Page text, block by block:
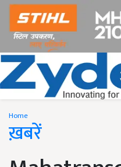
Home
ख़बरें